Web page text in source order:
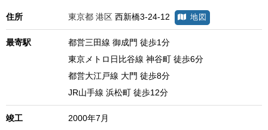
住所 東京都 港区 西新橋3-24-12 地図
最寄駅
都営三田線 御成門 徒歩1分
東京メトロ日比谷線 神谷町 徒歩6分
都営大江戸線 大門 徒歩8分
JR山手線 浜松町 徒歩12分
竣工 2000年7月